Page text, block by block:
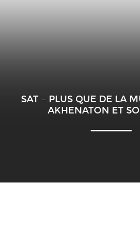
SAT – PLUS QUE DE LA
AKHENATON ET